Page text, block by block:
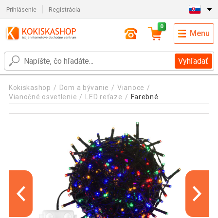
Prihlásenie Registrácia
Vyhľadať
0
Menu
Kokiskashop Dom a bývanie
Vianoce
Vianočné osvetlenie
LED reťaze Farebné